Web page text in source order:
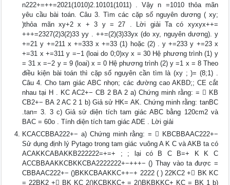
n222+=++=2021(1010)2.10101(1011) . Vậy n =1010 thỏa mãn
yêu cầu bài toán. Câu 3. Tìm các cặp số nguyên dương ( xy;
)thỏa mãn xy+2 x + 3 y = 27 . Lời giải Ta có xyxyx++=
+++=2327(2)3(2)33 yy . ++=(2)(3)33yx (do xy, nguyên dương). y
+=21 y +=211 x +=333 x +=33 (1) hoặc (2) . y +=233 y +=23 x
+=31 x +=311 y =−1 (loai do 0;0)xy x = 30 Hệ phương trình (1) y
= 31 x =−2 y = 9 (loai) x = 0 Hệ phương trình (2) y =1 x = 8 Theo
điều kiện bài toán thì cặp số nguyên cần tìm là (xy ; )= (8;1) .
Câu 4. Cho tam giác ABC nhọn; các đường cao AKBD;; CE cắt
nhau tại H . KC AC2+− CB 2 BA 2 a) Chứng minh rằng: =  KB
CB2+− BA 2 AC 2 1 b) Giả sử HK= AK. Chứng minh rằng: tanBC
.tan= 3. 3 c) Giả sử diện tích tam giác ABC bằng 120cm2 và
BAC = 60o . Tính diện tích tam giác ADE . Lời giải
KCACCBBA222+− a) Chứng minh rằng: =  KBCBBAAC222+−
Sử dụng định lý Pytago trong tam giác vuông A K C và AKB ta có
ACAKKCABAKKB222222=+=+ ; ; lại có B C B=+ K K C
ACCBBAAKKCBKKCBA2222222+−+++− () Thay vào ta được =
CBBAAC222+− ()BKKCBAAKKC++−+ 2222 ( ) 22KC2 + BK KC
= 22BK2 + BK KC 2()KCBKKC+ = 2()BKBKKC+ KC = BK 1 b)